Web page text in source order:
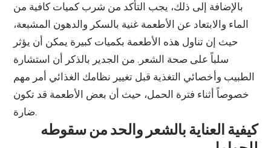
بالإضافة إلى ذلك، يجب التأكد من شرب كميات كافية من
الماء والابتعاد عن الأطعمة غنية بالسكر والدهون المشبعة،
حيث إن تناول هذه الأطعمة بكميات كبيرة يمكن أن يؤثر
سلباً على صحة الشعر. من الجدير بالذكر أن استشارة
الطبيب وأخصائي التغذية قبل تغيير نظامك الغذائي أمر مهم
خصوصاً أثناء فترة الحمل، حيث أن بعض الأطعمة قد تكون
ضارة.
كيفية العناية بالشعر والحد من سقوطه